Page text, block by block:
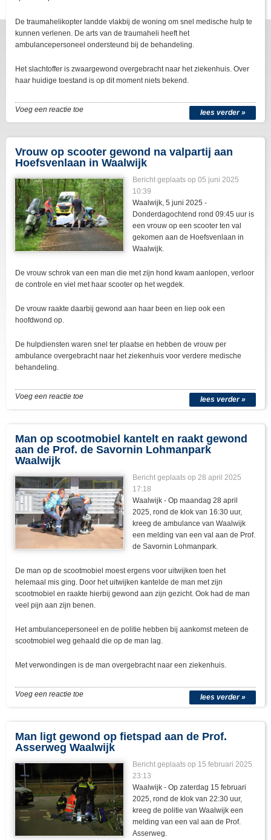
De traumahelikopter landde vlakbij de woning om snel medische hulp te
kunnen verlenen. De arts van de traumaheli heeft het
ambulancepersoneel ondersteund bij de behandeling.
Het slachtoffer is zwaargewond overgebracht naar het ziekenhuis. Over
haar huidige toestand is op dit moment niets bekend.
lees verder »
Voeg een reactie toe
Vrouw op scooter gewond na valpartij aan
Hoefsvenlaan in Waalwijk
Bericht geplaats op 05 juni 2025
10:39
Waalwijk, 5 juni 2025 -
Donderdagochtend rond 09:45 uur is
een vrouw op een scooter ten val
gekomen aan de Hoefsvenlaan in
Waalwijk.
De vrouw schrok van een man die met zijn hond kwam aanlopen, verloor
de controle en viel met haar scooter op het wegdek.
De vrouw raakte daarbij gewond aan haar been en liep ook een
hoofdwond op.
De hulpdiensten waren snel ter plaatse en hebben de vrouw per
ambulance overgebracht naar het ziekenhuis voor verdere medische
behandeling.
lees verder »
Voeg een reactie toe
Man op scootmobiel kantelt en raakt gewond
aan de Prof. de Savornin Lohmanpark
Waalwijk
Bericht geplaats op 28 april 2025
17:18
Waalwijk - Op maandag 28 april
2025, rond de klok van 16:30 uur,
kreeg de ambulance van Waalwijk
een melding van een val aan de Prof.
de Savornin Lohmanpark.
De man op de scootmobiel moest ergens voor uitwijken toen het
helemaal mis ging. Door het uitwijken kantelde de man met zijn
scootmobiel en raakte hierbij gewond aan zijn gezicht. Ook had de man
veel pijn aan zijn benen.
Het ambulancepersoneel en de politie hebben bij aankomst meteen de
scootmobiel weg gehaald die op de man lag.
Met verwondingen is de man overgebracht naar een ziekenhuis.
lees verder »
Voeg een reactie toe
Man ligt gewond op fietspad aan de Prof.
Asserweg Waalwijk
Bericht geplaats op 15 februari 2025
23:13
Waalwijk - Op zaterdag 15 februari
2025, rond de klok van 22:30 uur,
kreeg de politie van Waalwijk een
melding van een val aan de Prof.
Asserweg.